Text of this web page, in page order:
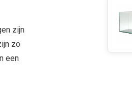
zijn
zo
een